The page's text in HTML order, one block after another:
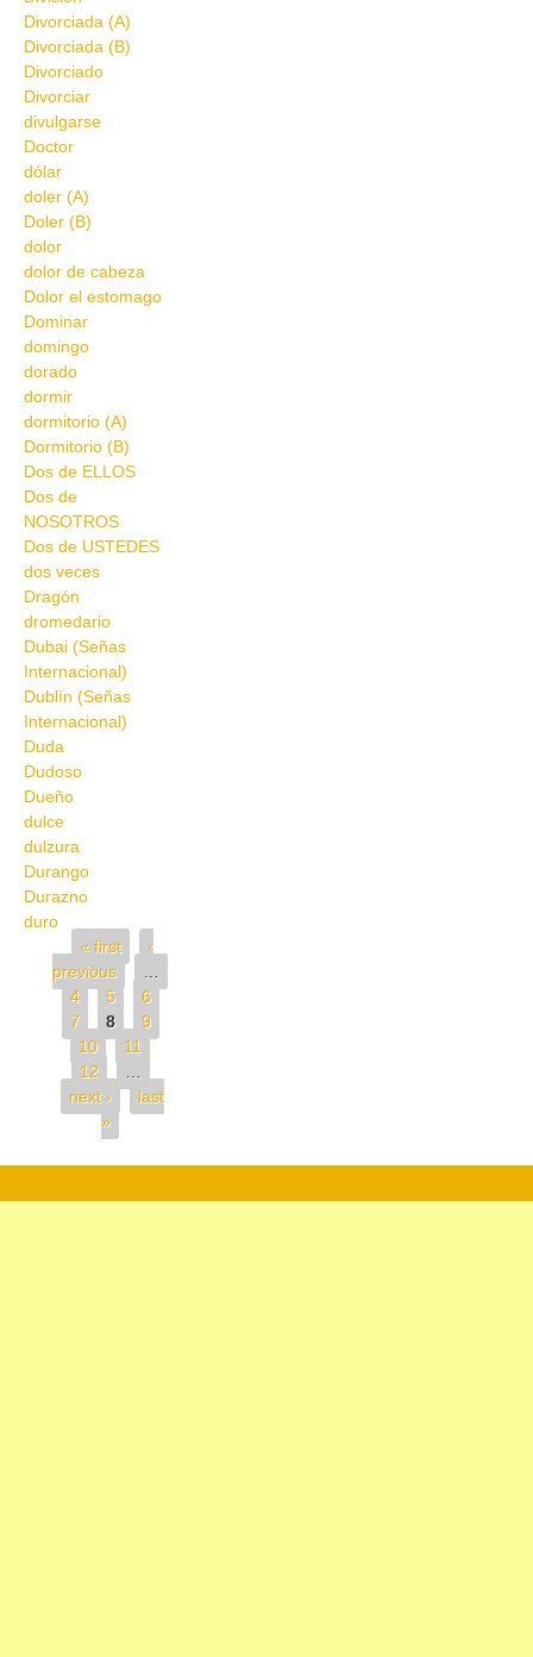
Divorciada (A)
Divorciada (B)
Divorciado
Divorciar
divulgarse
Doctor
dólar
doler (A)
Doler (B)
dolor
dolor de cabeza
Dolor el estomago
Dominar
domingo
dorado
dormir
dormitorio (A)
Dormitorio (B)
Dos de ELLOS
Dos de
NOSOTROS
Dos de USTEDES
dos veces
Dragón
dromedario
Dubai (Señas
Internacional)
Dublín (Señas
Internacional)
Duda
Dudoso
Dueño
dulce
dulzura
Durango
Durazno
duro
Pages
« first
‹
previous
4
5
6
7
8
9
10
11
12
next ›
last
»